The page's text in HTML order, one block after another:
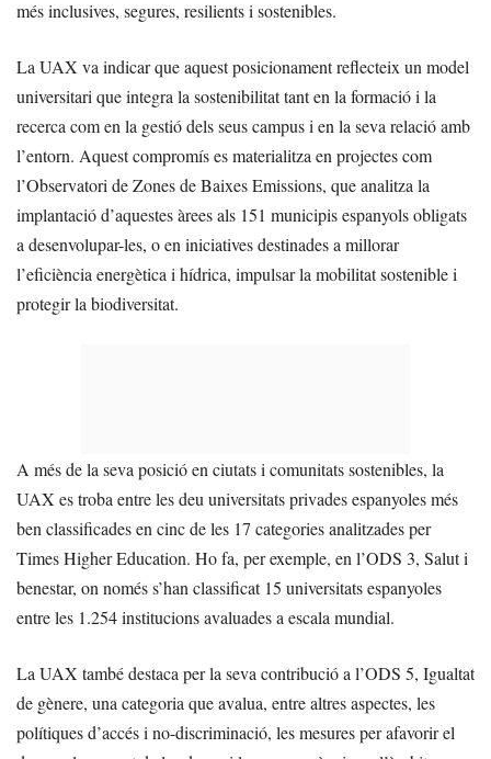
més inclusives, segures, resilients i sostenibles.
La UAX va indicar que aquest posicionament reflecteix un model
universitari que integra la sostenibilitat tant en la formació i la
recerca com en la gestió dels seus campus i en la seva relació amb
l’entorn. Aquest compromís es materialitza en projectes com
l’Observatori de Zones de Baixes Emissions, que analitza la
implantació d’aquestes àrees als 151 municipis espanyols obligats
a desenvolupar-les, o en iniciatives destinades a millorar
l’eficiència energètica i hídrica, impulsar la mobilitat sostenible i
protegir la biodiversitat.
A més de la seva posició en ciutats i comunitats sostenibles, la
UAX es troba entre les deu universitats privades espanyoles més
ben classificades en cinc de les 17 categories analitzades per
Times Higher Education. Ho fa, per exemple, en l’ODS 3, Salut i
benestar, on només s’han classificat 15 universitats espanyoles
entre les 1.254 institucions avaluades a escala mundial.
La UAX també destaca per la seva contribució a l’ODS 5, Igualtat
de gènere, una categoria que avalua, entre altres aspectes, les
polítiques d’accés i no-discriminació, les mesures per afavorir el